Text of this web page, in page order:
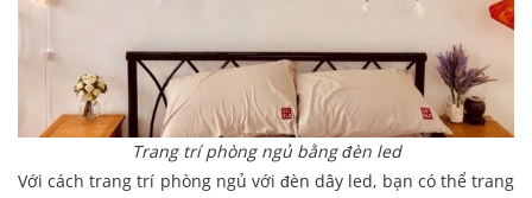
Trang trí phòng ngủ bằng đèn led
Với cách trang trí phòng ngủ với đèn dây led, bạn có thể trang